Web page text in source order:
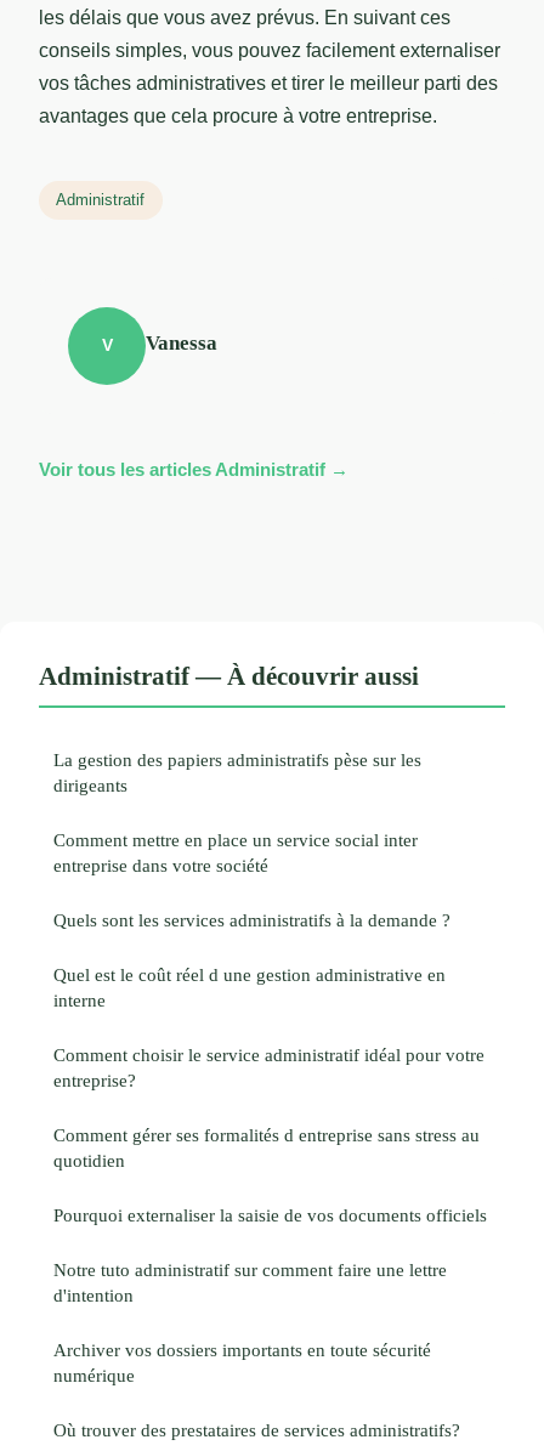
les délais que vous avez prévus. En suivant ces
conseils simples, vous pouvez facilement externaliser
vos tâches administratives et tirer le meilleur parti des
avantages que cela procure à votre entreprise.
Administratif
V Vanessa
Voir tous les articles Administratif →
Administratif — À découvrir aussi
La gestion des papiers administratifs pèse sur les
dirigeants
Comment mettre en place un service social inter
entreprise dans votre société
Quels sont les services administratifs à la demande ?
Quel est le coût réel d une gestion administrative en
interne
Comment choisir le service administratif idéal pour votre
entreprise?
Comment gérer ses formalités d entreprise sans stress au
quotidien
Pourquoi externaliser la saisie de vos documents officiels
Notre tuto administratif sur comment faire une lettre
d'intention
Archiver vos dossiers importants en toute sécurité
numérique
Où trouver des prestataires de services administratifs?